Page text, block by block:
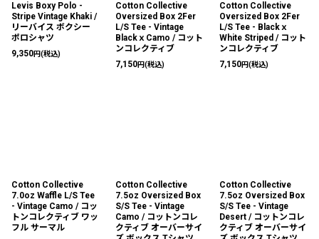
Levis Boxy Polo -
Stripe Vintage Khaki /
リーバイス ボクシー
ポロシャツ
9,350円(税込)
Cotton Collective
Oversized Box 2Fer
L/S Tee - Vintage
BlackｘCamo / コット
ンコレクティブ
7,150円(税込)
Cotton Collective
Oversized Box 2Fer
L/S Tee - Blackｘ
White Striped / コット
ンコレクティブ
7,150円(税込)
Cotton Collective
7.0oz Waffle L/S Tee
- Vintage Camo / コッ
トンコレクティブ ワッ
フル サーマル
Cotton Collective
7.5oz Oversized Box
S/S Tee - Vintage
Camo / コットンコレ
クティブ オーバーサイ
Cotton Collective
7.5oz Oversized Box
S/S Tee - Vintage
Desert / コットンコレ
クティブ オーバーサイ